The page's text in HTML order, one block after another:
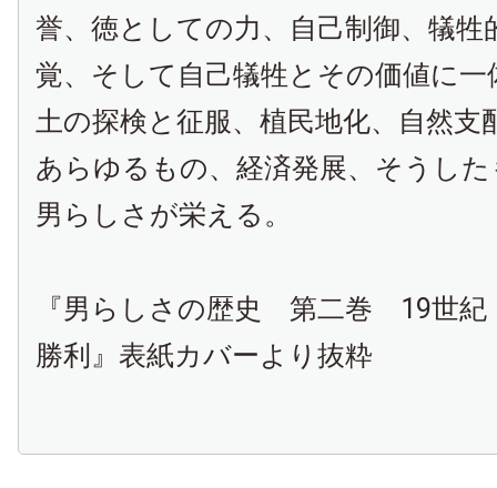
誉、徳としての力、自己制御、犠牲
覚、そして自己犠牲とその価値に一
土の探検と征服、植民地化、自然支
あらゆるもの、経済発展、そうし
男らしさが栄える。
『男らしさの歴史 第二巻 19世紀
勝利』表紙カバーより抜粋